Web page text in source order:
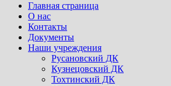
Главная страница
О нас
Контакты
Документы
Наши учреждения
Русановский ДК
Кузнецовский ДК
Тохтинский ДК